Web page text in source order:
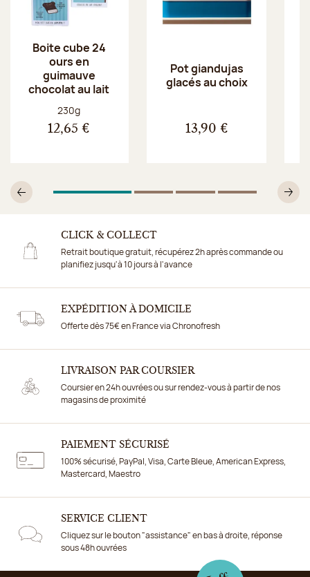
Boite cube 24
ours en
guimauve
chocolat au lait
Poids net :
230g
12,65 €
Pot giandujas
glacés au choix
13,90 €
Précédent
1Sur 4 2Sur 4
3Sur 4
4Sur 4
CLICK & COLLECT
Retrait boutique gratuit, récupérez 2h après commande ou
planifiez jusqu'à 10 jours à l'avance
EXPÉDITION À DOMICILE
Offerte dès 75€ en France via Chronofresh
LIVRAISON PAR COURSIER
Coursier en 24h ouvrées ou sur rendez-vous à partir de nos
magasins de proximité
PAIEMENT SÉCURISÉ
100% sécurisé, PayPal, Visa, Carte Bleue, American Express,
Mastercard, Maestro
SERVICE CLIENT
Cliquez sur le bouton "assistance" en bas à droite, réponse
sous 48h ouvrées